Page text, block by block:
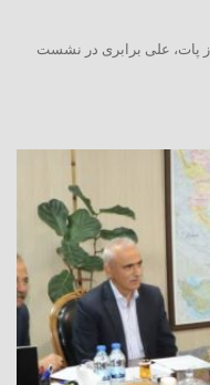
پات، علی برابری در نشست